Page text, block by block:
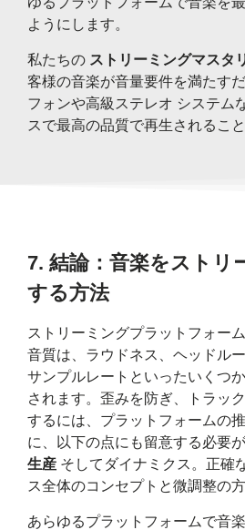
ようにします。
私たちの ストリーミングマスタ
客様の音楽が音量要件を満たす
フォンや高級ステレオ システム
スで最高の品質で再生されるこ
7. 結論：音楽をストリ
する方法
ストリーミングプラットフォー
音質は、ラウドネス、ヘッドル
サンプルレートといったいくつ
されます。歪みを防ぎ、トラッ
するには、プラットフォームの
に、以下の点にも留意する必要
生産 そしてダイナミクス。正確
ス全体のコンセプトと微調整の
あらゆるプラットフォームで音